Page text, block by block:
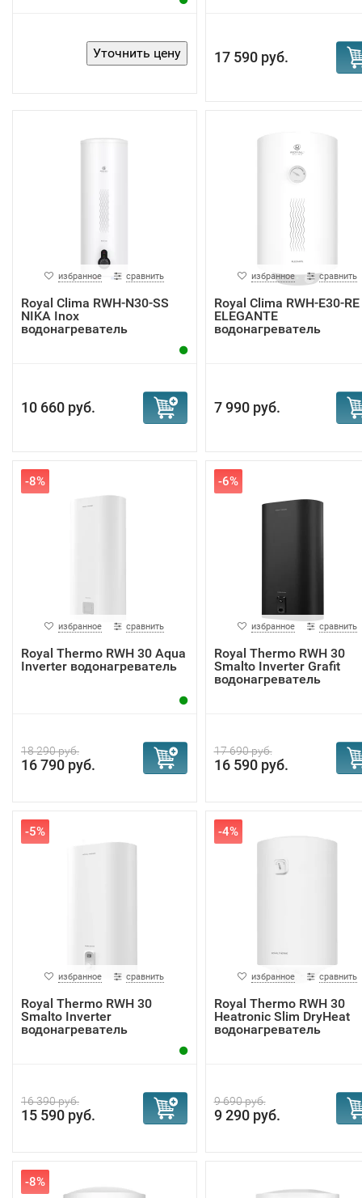
17 590 руб.
избранное сравнить
Royal Clima RWH-N30-SS
NIKA Inox
водонагреватель
10 660 руб.
избранное сравнить
Royal Clima RWH-E30-RE
ELEGANTE
водонагреватель
7 990 руб.
-8%
избранное сравнить
Royal Thermo RWH 30 Aqua
Inverter водонагреватель
18 290 руб.
16 790 руб.
-6%
избранное сравнить
Royal Thermo RWH 30
Smalto Inverter Grafit
водонагреватель
17 690 руб.
16 590 руб.
-5%
избранное сравнить
Royal Thermo RWH 30
Smalto Inverter
водонагреватель
16 390 руб.
15 590 руб.
-4%
избранное сравнить
Royal Thermo RWH 30
Heatronic Slim DryHeat
водонагреватель
9 690 руб.
9 290 руб.
-8%